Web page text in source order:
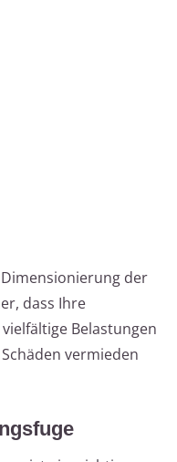
der
dass Ihre
Belastungen
vermieden